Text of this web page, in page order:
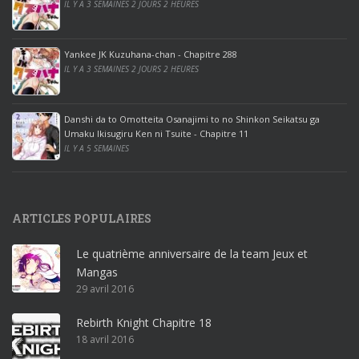
o
o
ff
i
c
e
2
0
1
r
o
ff
i
c
e
3
IL Y A 3 SEMAINES 2 JOURS 2 HEURES
Yankee JK Kuzuhana-chan - Chapitre 288
IL Y A 3 SEMAINES 2 JOURS 2 HEURES
Danshi da to Omotteita Osanajimi to no Shinkon Seikatsu ga
Umaku Ikisugiru Ken ni Tsuite - Chapitre 11
IL Y A 5 SEMAINES
ARTICLES POPULAIRES
Le quatrième anniversaire de la team Jeux et
Mangas
29 avril 2016
Rebirth Knight Chapitre 18
18 avril 2016